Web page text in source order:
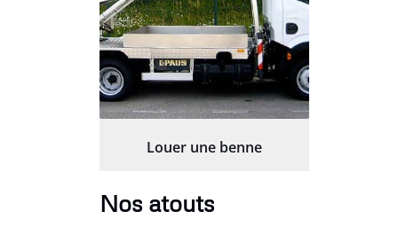
Louer une benne
Nos atouts